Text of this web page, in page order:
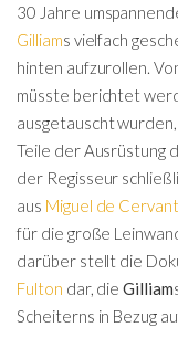
30 Jahre
Gilliams vielfach
hinten aufzurollen.
müsste berichtet
ausgetauscht
Teile der Ausrüstung
der Regisseur
aus Miguel de
für die große
darüber stellt die
Fulton dar, dieGilliam
Scheiterns in Bezug